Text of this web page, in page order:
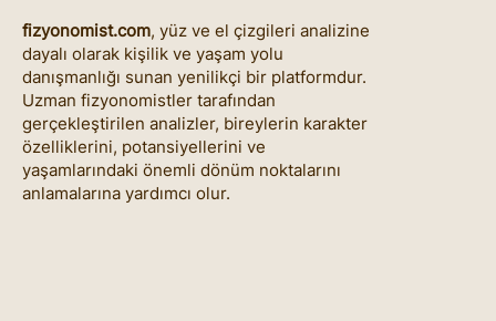
fizyonomist.com, yüz ve el çizgileri analizine
dayalı olarak kişilik ve yaşam yolu
danışmanlığı sunan yenilikçi bir platformdur.
Uzman fizyonomistler tarafından
gerçekleştirilen analizler, bireylerin karakter
özelliklerini, potansiyellerini ve
yaşamlarındaki önemli dönüm noktalarını
anlamalarına yardımcı olur.